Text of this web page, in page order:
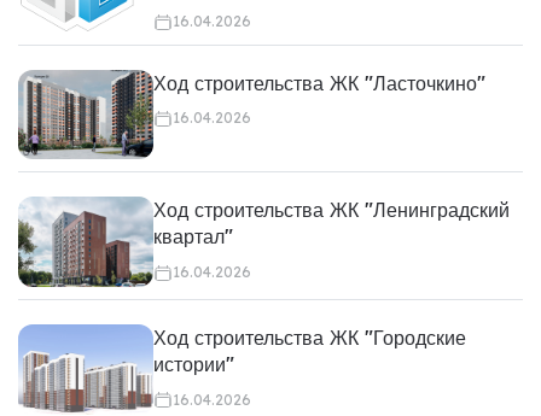
16.04.2026
Ход строительства ЖК "Ласточкино"
16.04.2026
Ход строительства ЖК "Ленинградский
квартал"
16.04.2026
Ход строительства ЖК "Городские
истории"
16.04.2026